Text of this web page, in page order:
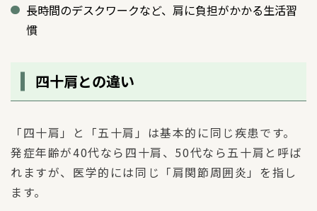
長時間のデスクワークなど、肩に負担がかかる生活習
慣
四十肩との違い
「四十肩」と「五十肩」は基本的に同じ疾患です。
発症年齢が40代なら四十肩、50代なら五十肩と呼ば
れますが、医学的には同じ「肩関節周囲炎」を指し
ます。